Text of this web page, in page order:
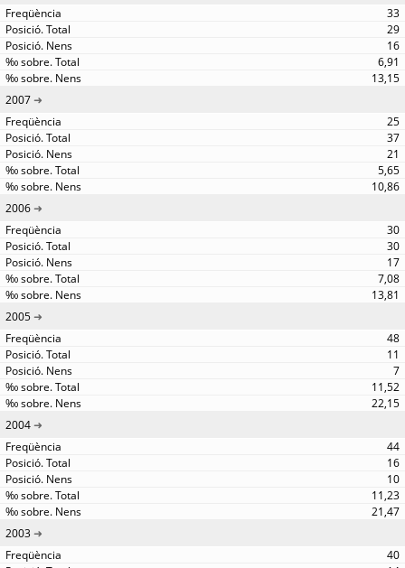
33
29
16
6,91
13,15
2007
25
37
21
5,65
10,86
2006
30
30
17
7,08
13,81
2005
48
11
7
11,52
22,15
2004
44
16
10
11,23
21,47
2003
40